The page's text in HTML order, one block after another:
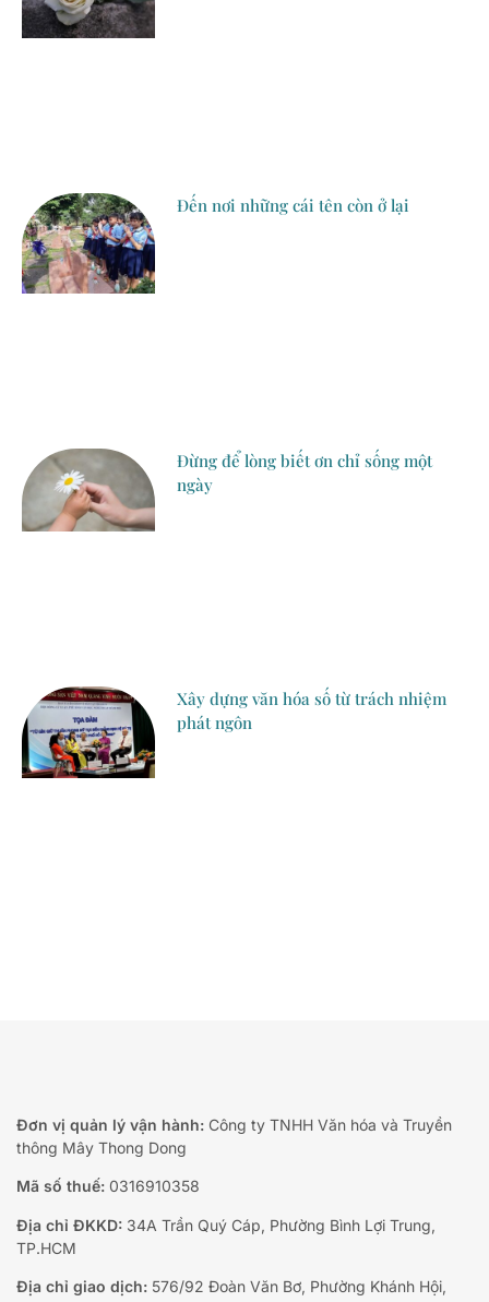
Đến nơi những cái tên còn ở lại
Đừng để lòng biết ơn chỉ sống một
ngày
Xây dựng văn hóa số từ trách nhiệm
phát ngôn
Đơn vị quản lý vận hành: Công ty TNHH Văn hóa và Truyền
thông Mây Thong Dong
Mã số thuế: 0316910358
Địa chỉ ĐKKD: 34A Trần Quý Cáp, Phường Bình Lợi Trung,
TP.HCM
Địa chỉ giao dịch: 576/92 Đoàn Văn Bơ, Phường Khánh Hội,